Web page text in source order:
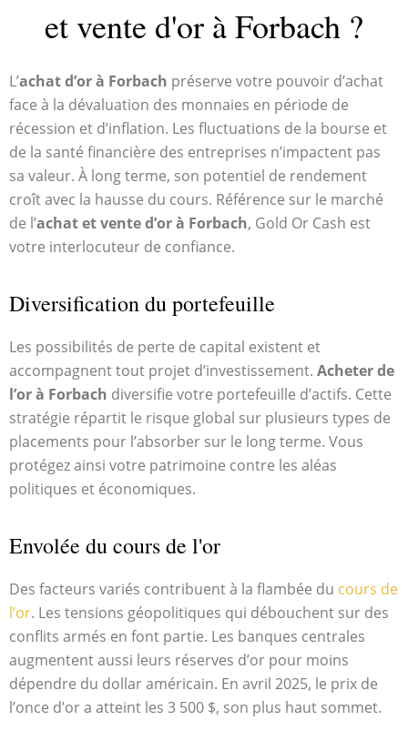
et vente d'or à Forbach ?
L’achat d’or à Forbach préserve votre pouvoir d’achat
face à la dévaluation des monnaies en période de
récession et d’inflation. Les fluctuations de la bourse et
de la santé financière des entreprises n’impactent pas
sa valeur. À long terme, son potentiel de rendement
croît avec la hausse du cours. Référence sur le marché
de l’achat et vente d’or à Forbach, Gold Or Cash est
votre interlocuteur de confiance.
Diversification du portefeuille
Les possibilités de perte de capital existent et
accompagnent tout projet d’investissement. Acheter de
l’or à Forbach diversifie votre portefeuille d’actifs. Cette
stratégie répartit le risque global sur plusieurs types de
placements pour l’absorber sur le long terme. Vous
protégez ainsi votre patrimoine contre les aléas
politiques et économiques.
Envolée du cours de l'or
Des facteurs variés contribuent à la flambée du cours de
l’or. Les tensions géopolitiques qui débouchent sur des
conflits armés en font partie. Les banques centrales
augmentent aussi leurs réserves d’or pour moins
dépendre du dollar américain. En avril 2025, le prix de
l’once d’or a atteint les 3 500 $, son plus haut sommet.